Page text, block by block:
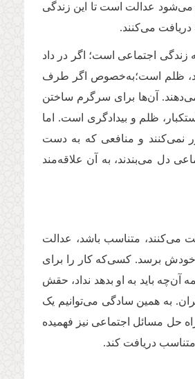
می‌شود عدالت است تا این زندگی
می‌کنند.
اجتماعی است؛ اگر در داد
ظلم است؛به‌خصوص اگر طرف
می‌دهند. آن‌ها برای سرگرم ساختن
ظلم و بیدادگری است. اما
نمی‌کنند و منافعی که به دست
دل می‌بندند، به آن علاقه‌مند
می‌کنند، متناسب باشد، عدالت
برسد. کسی‌که کار را برای
باید به او بدهد نداد، حقش
به همین سادگی می‌توانیم یک
حل مسائل اجتماعی نیز فهمیده
دریافت کند.